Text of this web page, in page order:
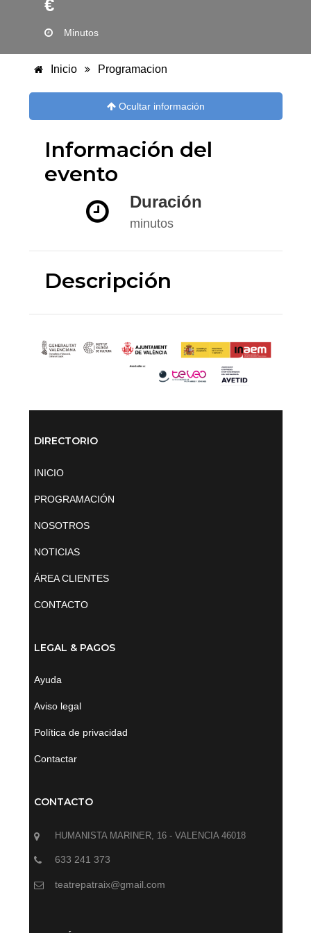
€
Minutos
Inicio Programacion
Ocultar información
Información del
evento
Duración
minutos
Descripción
DIRECTORIO
INICIO
PROGRAMACIÓN
NOSOTROS
NOTICIAS
ÁREA CLIENTES
CONTACTO
LEGAL & PAGOS
Ayuda
Aviso legal
Política de privacidad
Contactar
CONTACTO
HUMANISTA MARINER, 16 - VALENCIA 46018
633 241 373
teatrepatraix@gmail.com